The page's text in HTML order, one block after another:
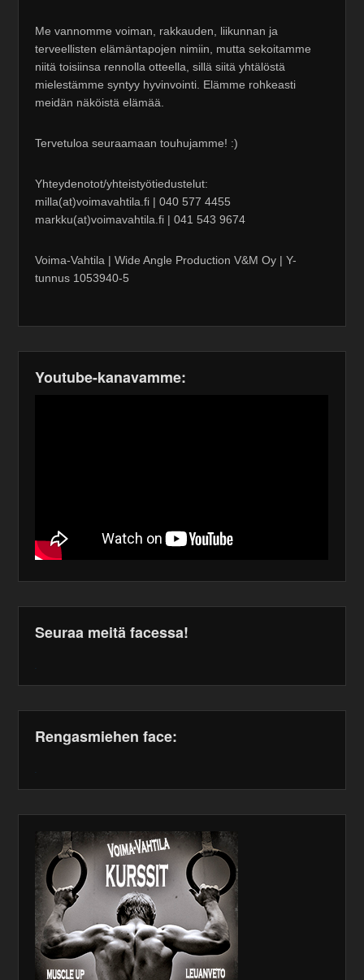
Me vannomme voiman, rakkauden, liikunnan ja
terveellisten elämäntapojen nimiin, mutta sekoitamme
niitä toisiinsa rennolla otteella, sillä siitä yhtälöstä
mielestämme syntyy hyvinvointi. Elämme rohkeasti
meidän näköistä elämää.
Tervetuloa seuraamaan touhujamme! :)
Yhteydenotot/yhteistyötiedustelut:
milla(at)voimavahtila.fi | 040 577 4455
markku(at)voimavahtila.fi | 041 543 9674
Voima-Vahtila | Wide Angle Production V&M Oy | Y-
tunnus 1053940-5
Youtube-kanavamme:
Seuraa meitä facessa!
Rengasmiehen face: